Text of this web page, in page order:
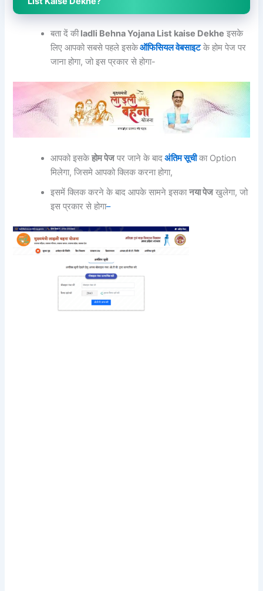
बता दें कीladli Behna Yojana List kaise Dekhe इसके
लिए आपको सबसे पहले इसकेऑफिसियल वेबसाइटके होम पेज पर
जाना होगा, जो इस प्रकार से होगा-
आपको इसकेहोम पेजपर जाने के बादअंतिम सूचीका Option
मिलेगा, जिसमे आपको क्लिक करना होगा,
इसमें क्लिक करने के बाद आपके सामने इसकानया पेजखुलेगा, जो
इस प्रकार से होगा–